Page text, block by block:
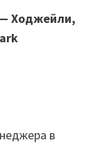
— Ходжейли,
в